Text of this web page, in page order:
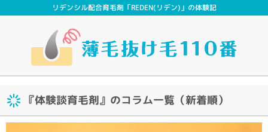
リデンシル配合育毛剤「REDEN(リデン)」の体験記
『体験談育毛剤』のコラム一覧（新着順）